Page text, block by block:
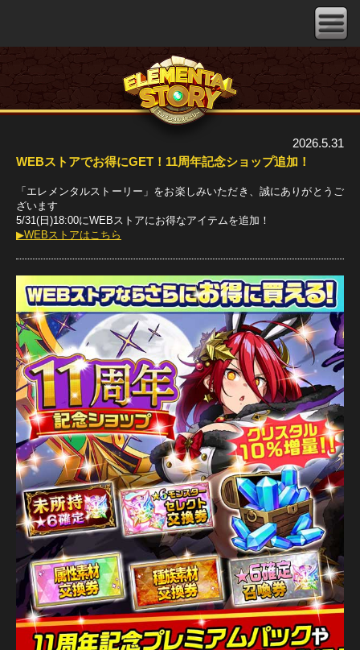
WEBストアでお得にGET！11周年記念ショップ追加！
2026.5.31
「エレメンタルストーリー」をお楽しみいただき、誠にありがとうご
ざいます
5/31(日)18:00にWEBストアにお得なアイテムを追加！
▶WEBストアはこちら